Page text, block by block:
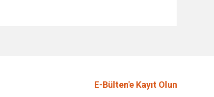
E-Bülten'e Kayıt Olun